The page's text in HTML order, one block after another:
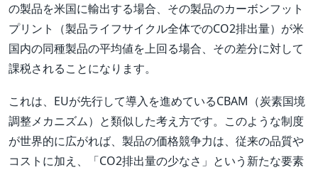
の製品を米国に輸出する場合、その製品のカーボンフット
プリント（製品ライフサイクル全体でのCO2排出量）が米
国内の同種製品の平均値を上回る場合、その差分に対して
課税されることになります。
これは、EUが先行して導入を進めているCBAM（炭素国境
調整メカニズム）と類似した考え方です。このような制度
が世界的に広がれば、製品の価格競争力は、従来の品質や
コストに加え、「CO2排出量の少なさ」という新たな要素